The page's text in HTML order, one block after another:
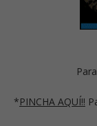
*PINCHA AQUÍ!!